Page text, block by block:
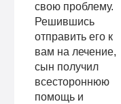
свою проблему.
Решившись
отправить его к
вам на лечение,
сын получил
всестороннюю
помощь и